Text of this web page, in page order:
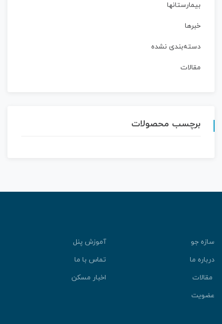
بیمارستانها
خبرها
دسته‌بندی نشده
مقالات
برچسب محصولات
سازه جو
آموزش پنل
درباره ما
تماس با ما
مقالات
اخبار مسکن
عضویت